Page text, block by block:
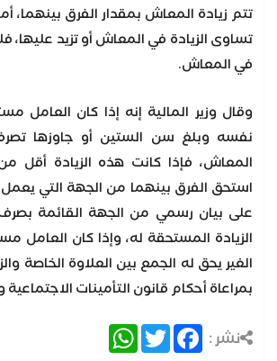
تتم زيادة المعاش بمقدار الفرق بينهما،
تساوى الزيادة في المعاش أو تزيد عليها،
في المعاش.
وقال وزير المالية إنه إذا كان العامل
نفسه وبلغ سن الستين أو جاوزها
المعاش، فإذا كانت هذه الزيادة أقل
استحق الفرق بينهما من الجهة التي
على بيان رسمي من الجهة القائمة
الزيادة المستحقة له، وإذا كان
الغير يحق له الجمع بين العلاوة الخاصة
بمراعاة أحكام قانون التأمينات
نشر : Facebook
Twitter
WhatsApp